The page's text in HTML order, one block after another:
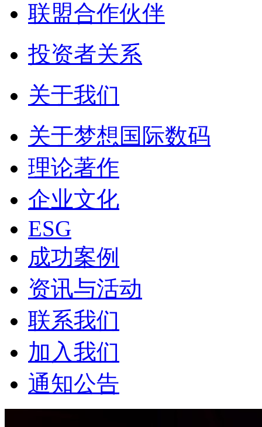
联盟合作伙伴
投资者关系
关于我们
关于梦想国际数码
理论著作
企业文化
ESG
成功案例
资讯与活动
联系我们
加入我们
通知公告